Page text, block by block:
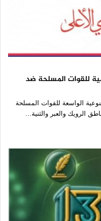
للقوات المسلحة ضد
الواسعة للقوات المسلحة
الرويك والعبر والثنية…